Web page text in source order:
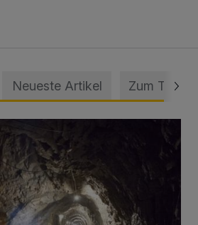
Neueste Artikel Zum Thema